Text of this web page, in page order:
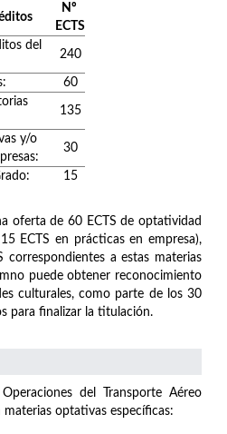
Nº
ECTS
del
240
60
135
y/o
30
15
oferta de 60 ECTS de optatividad
ECTS en prácticas en empresa),
correspondientes a estas materias
puede obtener reconocimiento
culturales, como parte de los 30
para finalizar la titulación.
del Transporte Aéreo
optativas específicas: